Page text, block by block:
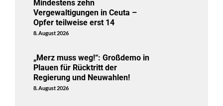
Mindestens zehn
Vergewaltigungen in Ceuta –
Opfer teilweise erst 14
8. August 2026
„Merz muss weg!“: Großdemo in
Plauen für Rücktritt der
Regierung und Neuwahlen!
8. August 2026